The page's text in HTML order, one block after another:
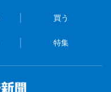
買う
特集